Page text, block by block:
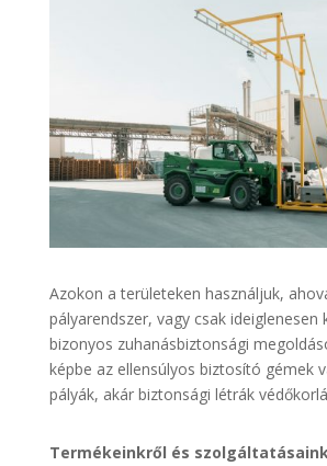
Azokon a területeken használjuk,
pályarendszer, vagy csak ideiglenesen
bizonyos zuhanásbiztonsági
képbe az ellensúlyos biztosító gémek
pályák, akár biztonsági létrák
Termékeinkről és